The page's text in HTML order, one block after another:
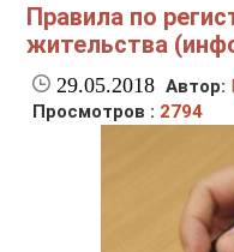
Правила по
жительства
29.05.2018 Автор:
Просмотров : 2794